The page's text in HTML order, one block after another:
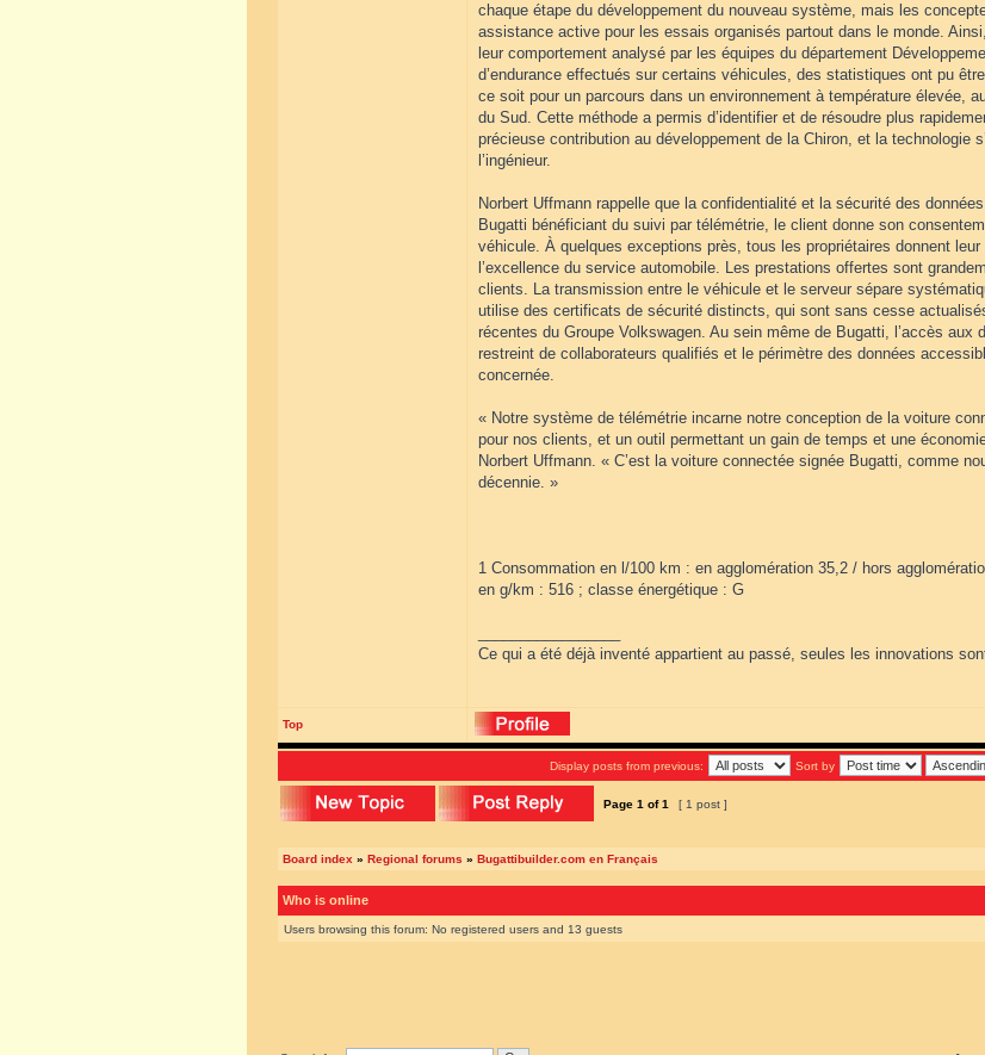
chaque étape du développement du nouveau système, mais les
assistance active pour les essais organisés partout dans le monde.
leur comportement analysé par les équipes du département
d’endurance effectués sur certains véhicules, des statistiques ont pu
ce soit pour un parcours dans un environnement à température élevée,
du Sud. Cette méthode a permis d’identifier et de résoudre plus
précieuse contribution au développement de la Chiron, et la technologie
l’ingénieur.
Norbert Uffmann rappelle que la confidentialité et la sécurité des
Bugatti bénéficiant du suivi par télémétrie, le client donne son
véhicule. À quelques exceptions près, tous les propriétaires donnent
l’excellence du service automobile. Les prestations offertes sont
clients. La transmission entre le véhicule et le serveur sépare
utilise des certificats de sécurité distincts, qui sont sans cesse
récentes du Groupe Volkswagen. Au sein même de Bugatti, l’accès
restreint de collaborateurs qualifiés et le périmètre des données
concernée.
« Notre système de télémétrie incarne notre conception de la voiture
pour nos clients, et un outil permettant un gain de temps et une
Norbert Uffmann. « C’est la voiture connectée signée Bugatti, comme
décennie. »
1 Consommation en l/100 km : en agglomération 35,2 / hors
en g/km : 516 ; classe énergétique : G
Ce qui a été déjà inventé appartient au passé, seules les innovations
Top
Display posts from previous: Sort by
Page 1 of1 [ 1 post ]
Board index » Regional forums » Bugattibuilder.com en Français
Who is online
Users browsing this forum: No registered users and 13 guests